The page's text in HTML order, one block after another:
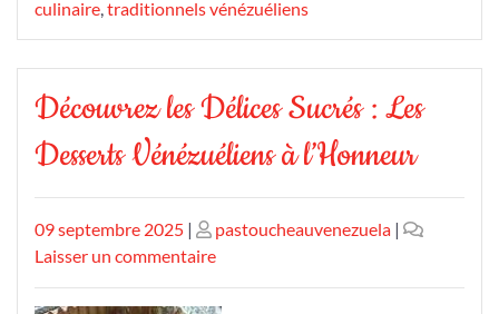
culinaire traditionnels vénézuéliens
Découvrez les Délices Sucrés : Les
Desserts Vénézuéliens à l’Honneur
Publié
le
09 septembre 2025 | Publié
le
pastoucheauvenezuela |
Laisser un commentairesur
les